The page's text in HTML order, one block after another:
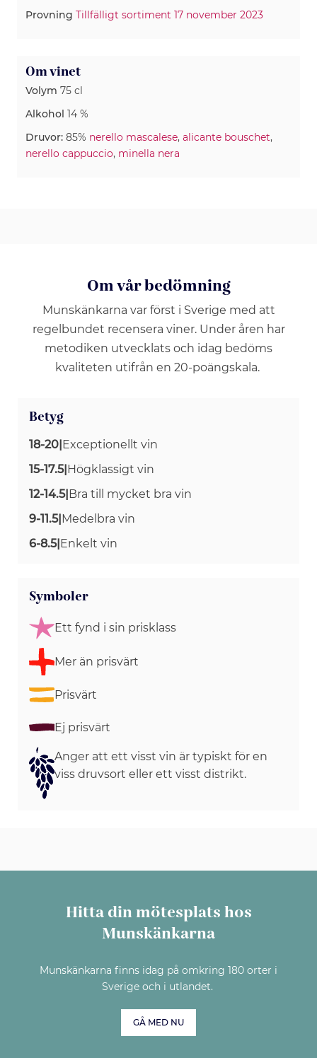
Provning Tillfälligt sortiment 17 november 2023
Om vinet
Volym 75 cl
Alkohol 14 %
Druvor: 85% nerello mascalese, alicante bouschet,
nerello cappuccio, minella nera
Om vår bedömning
Munskänkarna var först i Sverige med att
regelbundet recensera viner. Under åren har
metodiken utvecklats och idag bedöms
kvaliteten utifrån en 20-poängskala.
Betyg
18-20|Exceptionellt vin
15-17.5|Högklassigt vin
12-14.5|Bra till mycket bra vin
9-11.5|Medelbra vin
6-8.5|Enkelt vin
Symboler
Ett fynd i sin prisklass
Mer än prisvärt
Prisvärt
Ej prisvärt
Anger att ett visst vin är typiskt för en
viss druvsort eller ett visst distrikt.
Hitta din mötesplats hos
Munskänkarna
Munskänkarna finns idag på omkring 180 orter i
Sverige och i utlandet.
GÅ MED NU